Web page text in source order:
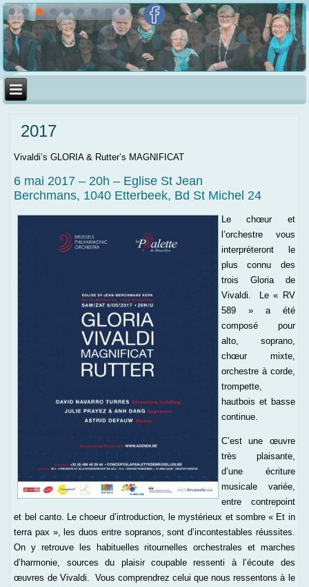
2017
Vivaldi’s GLORIA & Rutter’s MAGNIFICAT
6 mai 2017 – 20h – Eglise St Jean
Berchmans, 1040 Etterbeek, Bd St Michel 24
Le chœur et
l’orchestre vous
interpréteront le
plus connu des
trois Gloria de
Vivaldi. Le « RV
589 » a été
composé pour
alto, soprano,
chœur mixte,
orchestre à corde,
trompette,
hautbois et basse
continue.
C’est une œuvre
très plaisante,
d’une écriture
musicale variée,
entre contrepoint
et bel canto. Le choeur d’introduction, le mystérieux et sombre « Et in
terra pax », les duos entre sopranos, sont d’incontestables réussites.
On y retrouve les habituelles ritournelles orchestrales et marches
d’harmonie, sources du plaisir coupable ressenti à l’écoute des
œuvres de Vivaldi. Vous comprendrez celui que nous ressentons à le